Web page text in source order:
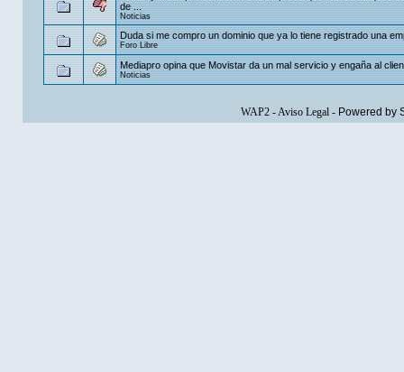
de ...
Noticias
Duda si me compro un dominio que ya lo tiene registrado una
Foro Libre
Mediapro opina que Movistar da un mal servicio y engaña al
Noticias
WAP2-Aviso Legal- Powered by